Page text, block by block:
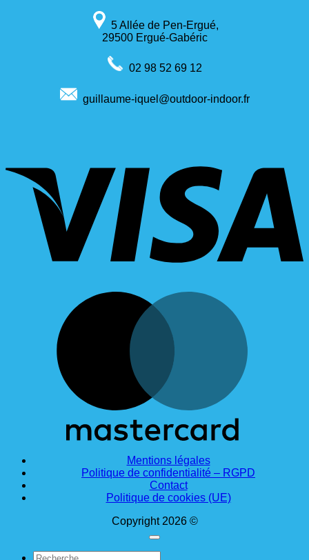
5 Allée de Pen-Ergué,
29500 Ergué-Gabéric
02 98 52 69 12
guillaume-iquel@outdoor-indoor.fr
Mentions légales
Politique de confidentialité – RGPD
Contact
Politique de cookies (UE)
Copyright 2026 ©
Recherche